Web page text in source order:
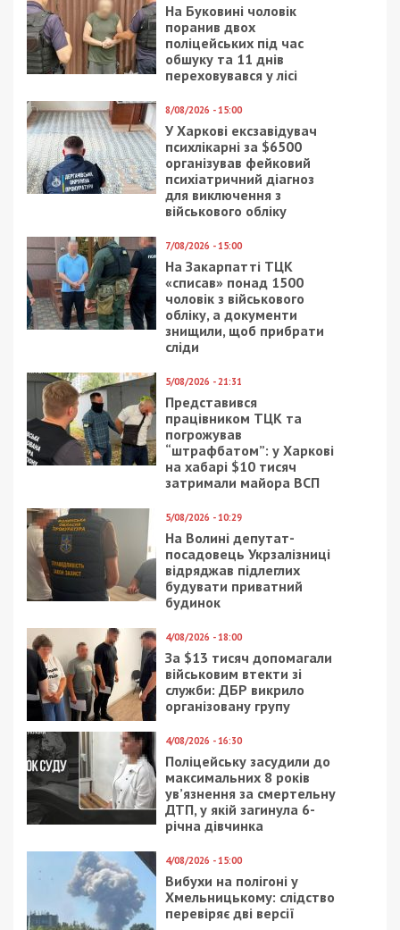
На Буковині чоловік
поранив двох
поліцейських під час
обшуку та 11 днів
переховувався у лісі
8/08/2026 - 15:00
У Харкові ексзавідувач
психлікарні за $6500
організував фейковий
психіатричний діагноз
для виключення з
військового обліку
7/08/2026 - 15:00
На Закарпатті ТЦК
«списав» понад 1500
чоловік з військового
обліку, а документи
знищили, щоб прибрати
сліди
5/08/2026 - 21:31
Представився
працівником ТЦК та
погрожував
“штрафбатом”: у Харкові
на хабарі $10 тисяч
затримали майора ВСП
5/08/2026 - 10:29
На Волині депутат-
посадовець Укрзалізниці
відряджав підлеглих
будувати приватний
будинок
4/08/2026 - 18:00
За $13 тисяч допомагали
військовим втекти зі
служби: ДБР викрило
організовану групу
4/08/2026 - 16:30
Поліцейську засудили до
максимальних 8 років
ув’язнення за смертельну
ДТП, у якій загинула 6-
річна дівчинка
4/08/2026 - 15:00
Вибухи на полігоні у
Хмельницькому: слідство
перевіряє дві версії